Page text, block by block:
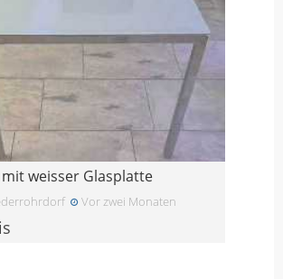
weisser Glasplatte
Vor zwei Monaten